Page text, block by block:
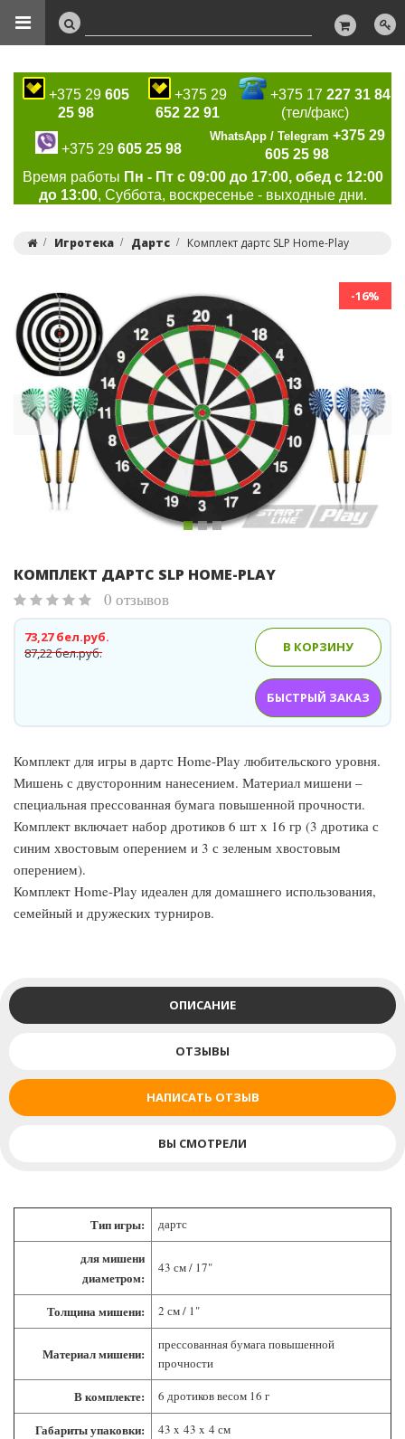
+375 29 605
25 98
+375 29
652 22 91
+375 17227 31 84
(тел/факс)
+375 29 605 25 98
WhatsApp / Telegram +375 29
605 25 98
Время работы Пн - Пт с 09:00 до 17:00, обед с 12:00
до 13:00, Суббота, воскресенье - выходные дни.
Игротека Дартс Комплект дартс SLP Home-Play
-16%
Previous
КОМПЛЕКТ ДАРТС SLP HOME-PLAY
0 отзывов
87,22 бел.руб.
73,27 бел.руб.
В КОРЗИНУ
БЫСТРЫЙ ЗАКАЗ
Комплект для игры в дартс Home-Play любительского уровня.
Мишень с двусторонним нанесением. Материал мишени –
специальная прессованная бумага повышенной прочности.
Комплект включает набор дротиков 6 шт x 16 гр (3 дротика с
синим хвостовым оперением и 3 с зеленым хвостовым
оперением).
Комплект Home-Play идеален для домашнего использования,
семейный и дружеских турниров.
ОПИСАНИЕ
ОТЗЫВЫ
НАПИСАТЬ ОТЗЫВ
ВЫ СМОТРЕЛИ
Тип игры: дартс
для мишени
диаметром:
43 см / 17"
Толщина мишени: 2 см / 1"
Материал мишени:
прессованная бумага повышенной
прочности
В комплекте: 6 дротиков весом 16 г
Габариты упаковки: 43 x 43 x 4 см